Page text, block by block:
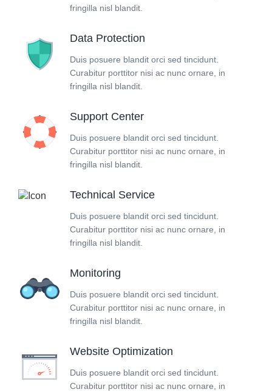
fringilla nisl blandit.
Data Protection
Duis posuere blandit orci sed tincidunt.
Curabitur porttitor nisi ac nunc ornare, in
fringilla nisl blandit.
Support Center
Duis posuere blandit orci sed tincidunt.
Curabitur porttitor nisi ac nunc ornare, in
fringilla nisl blandit.
Technical Service
Duis posuere blandit orci sed tincidunt.
Curabitur porttitor nisi ac nunc ornare, in
fringilla nisl blandit.
Monitoring
Duis posuere blandit orci sed tincidunt.
Curabitur porttitor nisi ac nunc ornare, in
fringilla nisl blandit.
Website Optimization
Duis posuere blandit orci sed tincidunt.
Curabitur porttitor nisi ac nunc ornare, in